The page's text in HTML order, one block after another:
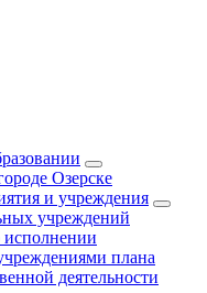
Озерске
и учреждения
учреждений
плана
деятельности